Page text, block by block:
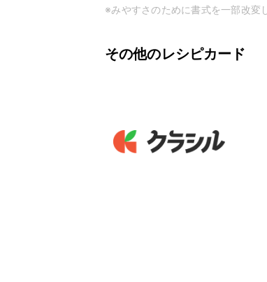
※みやすさのために書式を一部改変
その他のレシピカード